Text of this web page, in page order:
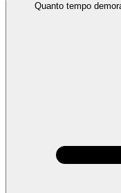
Quanto tempo